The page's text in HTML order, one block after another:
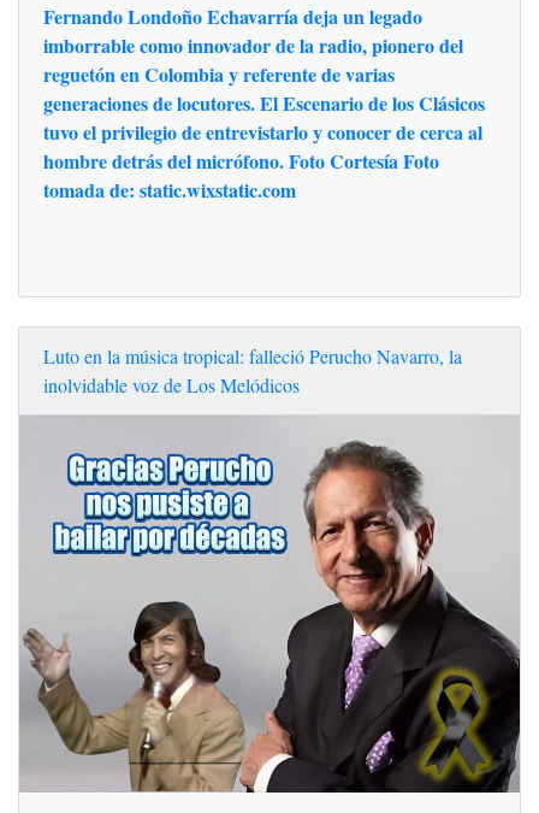
Fernando Londoño Echavarría deja un legado
imborrable como innovador de la radio, pionero del
reguetón en Colombia y referente de varias
generaciones de locutores. El Escenario de los Clásicos
tuvo el privilegio de entrevistarlo y conocer de cerca al
hombre detrás del micrófono. Foto Cortesía Foto
tomada de: static.wixstatic.com
Luto en la música tropical: falleció Perucho Navarro, la
inolvidable voz de Los Melódicos